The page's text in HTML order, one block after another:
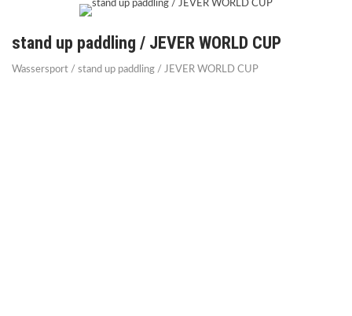
stand up paddling / JEVER WORLD CUP
Wassersport / stand up paddling / JEVER WORLD CUP